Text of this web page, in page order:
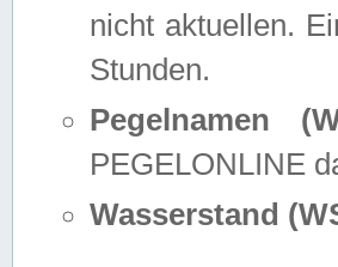
nicht aktuellen.
Stunden.
Pegelnamen
PEGELONLINE
Wasserstand